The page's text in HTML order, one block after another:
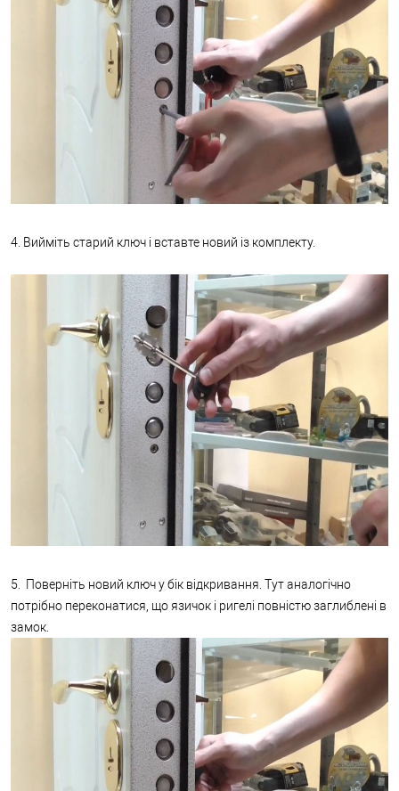
4. Вийміть старий ключ і вставте новий із комплекту.
5. Поверніть новий ключ у бік відкривання. Тут аналогічно
потрібно переконатися, що язичок і ригелі повністю заглиблені в
замок.